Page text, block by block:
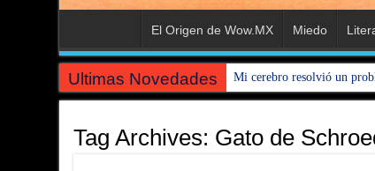
El Origen de Wow.MX Miedo
Ultimas Novedades Mi cerebro resolvió un
Tag Archives: Gato de